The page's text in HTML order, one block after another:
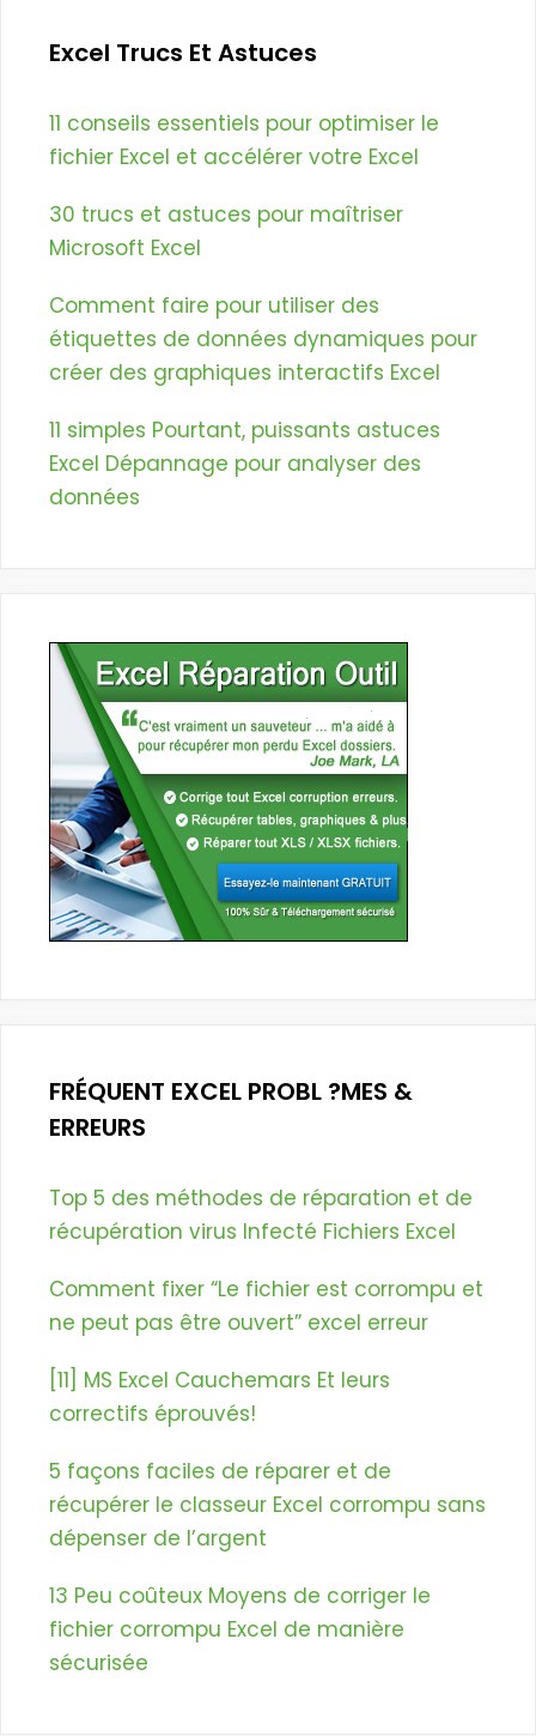
Excel Trucs Et Astuces
11 conseils essentiels pour optimiser le
fichier Excel et accélérer votre Excel
30 trucs et astuces pour maîtriser
Microsoft Excel
Comment faire pour utiliser des
étiquettes de données dynamiques pour
créer des graphiques interactifs Excel
11 simples Pourtant, puissants astuces
Excel Dépannage pour analyser des
données
FRÉQUENT EXCEL PROBL ?MES &
ERREURS
Top 5 des méthodes de réparation et de
récupération virus Infecté Fichiers Excel
Comment fixer “Le fichier est corrompu et
ne peut pas être ouvert” excel erreur
[11] MS Excel Cauchemars Et leurs
correctifs éprouvés!
5 façons faciles de réparer et de
récupérer le classeur Excel corrompu sans
dépenser de l’argent
13 Peu coûteux Moyens de corriger le
fichier corrompu Excel de manière
sécurisée